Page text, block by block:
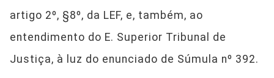
artigo 2º, §8º, da LEF, e, também, ao
entendimento do E. Superior Tribunal de
Justiça, à luz do enunciado de Súmula nº 392.